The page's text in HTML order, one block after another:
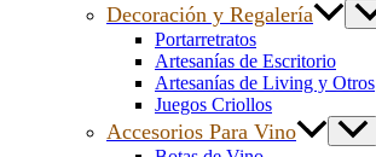
Decoración y Regalería
Portarretratos
Artesanías de Escritorio
Artesanías de Living y Otros
Juegos Criollos
Accesorios Para Vino